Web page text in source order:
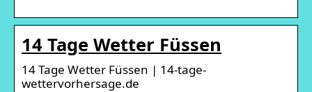
14 Tage Wetter Füssen
14 Tage Wetter Füssen | 14-tage-
wettervorhersage.de